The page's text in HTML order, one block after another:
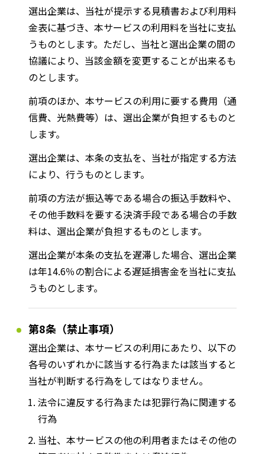
選出企業は、当社が提示する見積書および利用料
金表に基づき、本サービスの利用料を当社に支払
うものとします。ただし、当社と選出企業の間の
協議により、当該金額を変更することが出来るも
のとします。
前項のほか、本サービスの利用に要する費用（通
信費、光熱費等）は、選出企業が負担するものと
します。
選出企業は、本条の支払を、当社が指定する方法
により、行うものとします。
前項の方法が振込等である場合の振込手数料や、
その他手数料を要する決済手段である場合の手数
料は、選出企業が負担するものとします。
選出企業が本条の支払を遅滞した場合、選出企業
は年14.6％の割合による遅延損害金を当社に支払
うものとします。
第8条（禁止事項）
選出企業は、本サービスの利用にあたり、以下の
各号のいずれかに該当する行為または該当すると
当社が判断する行為をしてはなりません。
法令に違反する行為または犯罪行為に関連する
行為
当社、本サービスの他の利用者またはその他の